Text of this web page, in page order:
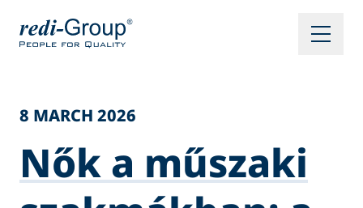
8 MARCH 2026
Nők a műszaki